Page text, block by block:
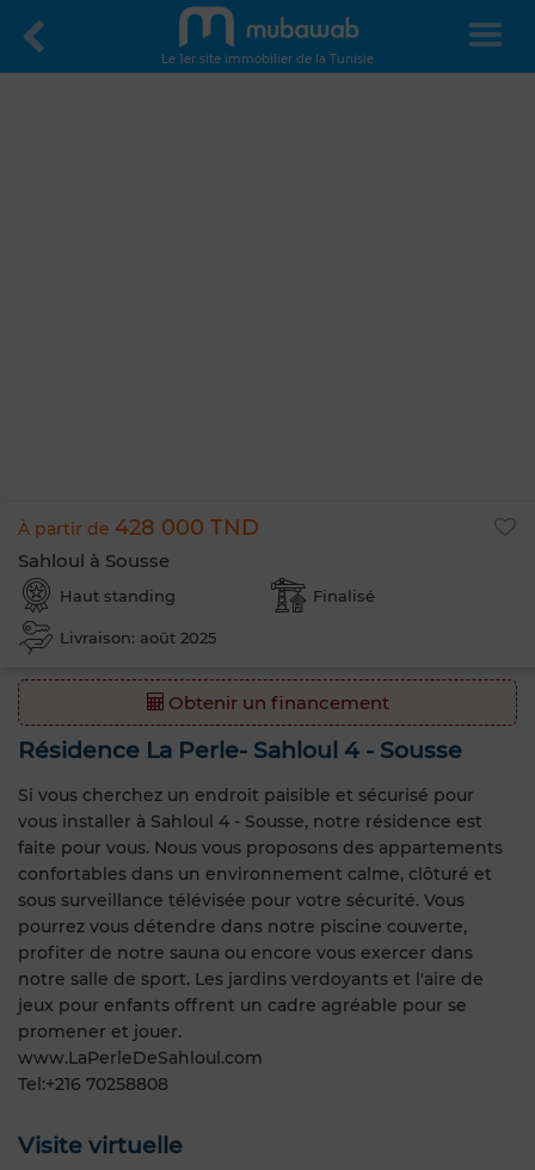
Le 1er site immobilier de la Tunisie
À partir de 428 000 TND
Sahloul à Sousse
Haut standing Finalisé
Livraison: août 2025
Obtenir un financement
Résidence La Perle- Sahloul 4 - Sousse
Si vous cherchez un endroit paisible et sécurisé pour
vous installer à Sahloul 4 - Sousse, notre résidence est
faite pour vous. Nous vous proposons des appartements
confortables dans un environnement calme, clôturé et
sous surveillance télévisée pour votre sécurité. Vous
pourrez vous détendre dans notre piscine couverte,
profiter de notre sauna ou encore vous exercer dans
notre salle de sport. Les jardins verdoyants et l'aire de
jeux pour enfants offrent un cadre agréable pour se
promener et jouer.
www.LaPerleDeSahloul.com
Tel:+216 70258808
Visite virtuelle